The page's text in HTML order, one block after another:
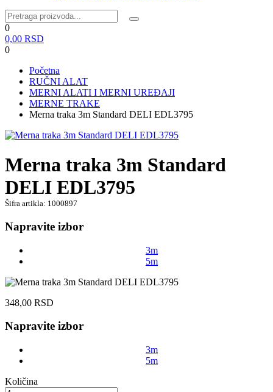
0
0,00 RSD
0
Početna
RUČNI ALAT
MERNI ALATI I MERNI UREĐAJI
MERNE TRAKE
Merna traka 3m Standard DELI EDL3795
Merna traka 3m Standard
DELI EDL3795
Šifra artikla: 1000897
Napravite izbor
3m
5m
348,00 RSD
Napravite izbor
3m
5m
Količina